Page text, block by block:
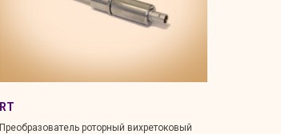
RT
Преобразователь роторный вихретоковый